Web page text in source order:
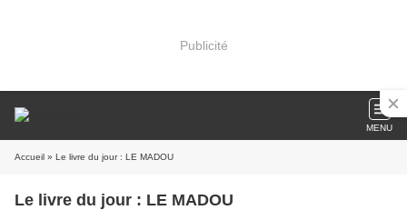
Publicité
MENU
Accueil » Le livre du jour : LE MADOU
Le livre du jour : LE MADOU